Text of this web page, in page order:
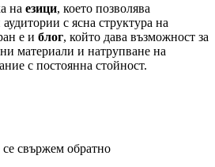
на езици, което позволява
с ясна структура на
е и блог, който дава възможност за
материали и натрупване на
с постоянна стойност.
свържем обратно